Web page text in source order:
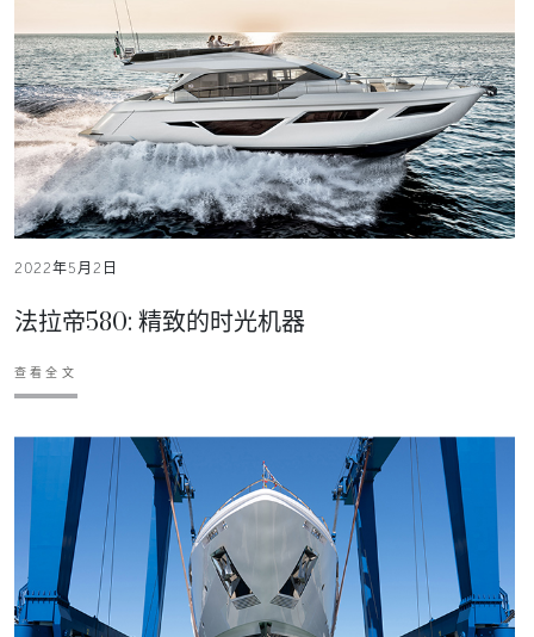
2022年5月2日
法拉帝580: 精致的时光机器
查看全文